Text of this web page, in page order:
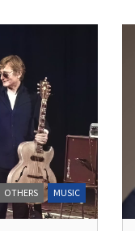
OTHERS MUSIC